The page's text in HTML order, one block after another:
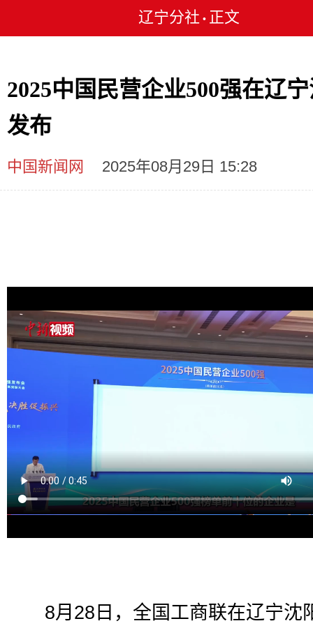
辽宁分社 • 正文
2025中国民营企业500强在辽
发布
中国新闻网 2025年08月29日 15:28
8月28日，全国工商联在辽宁沈